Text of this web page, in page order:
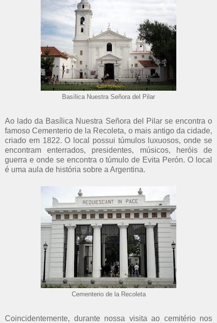
Basílica Nuestra Señora del Pilar
Ao lado da Basílica Nuestra Señora del Pilar se encontra o
famoso Cementerio de la Recoleta, o mais antigo da cidade,
criado em 1822. O local possui túmulos luxuosos, onde se
encontram enterrados, presidentes, músicos, heróis de
guerra e onde se encontra o túmulo de Evita Perón. O local
é uma aula de história sobre a Argentina.
Cementerio de la Recoleta
Coincidentemente, durante nossa visita ao cemitério nos